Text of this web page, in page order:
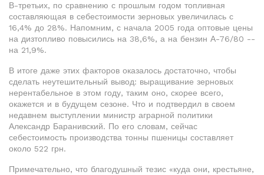
В-третьих, по сравнению с прошлым годом топливная
составляющая в себестоимости зерновых увеличилась с
16,4% до 28%. Напомним, с начала 2005 года оптовые цены
на дизтопливо повысились на 38,6%, а на бензин А-76/80 --
на 21,9%.
В итоге даже этих факторов оказалось достаточно, чтобы
сделать неутешительный вывод: выращивание зерновых
нерентабельное в этом году, таким оно, скорее всего,
окажется и в будущем сезоне. Что и подтвердил в своем
недавнем выступлении министр аграрной политики
Александр Баранивский. По его словам, сейчас
себестоимость производства тонны пшеницы составляет
около 522 грн.
Примечательно, что благодушный тезис «куда они, крестьяне,